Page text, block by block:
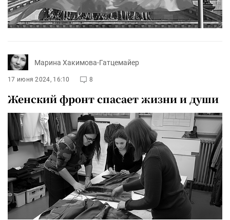
Марина Хакимова-Гатцемайер
17 июня 2024, 16:10 8
Женский фронт спасает жизни и души